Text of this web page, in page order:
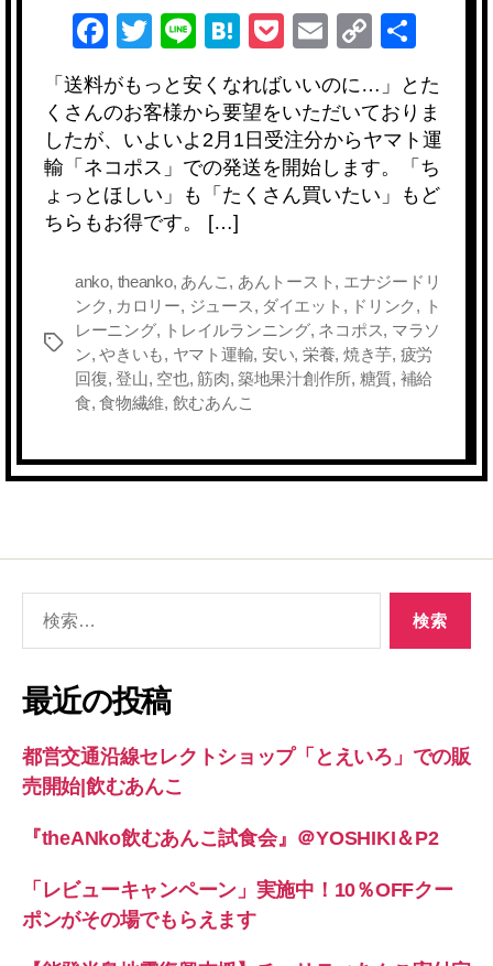
F
a
c
e
b
o
o
k
T
wi
tt
er
Li
n
e
H
at
e
n
a
P
ck
et
E
ail
C
p
y
Li
n
有
「送料がもっと安くなればいいのに…」とた
くさんのお客様から要望をいただいておりま
したが、いよいよ2月1日受注分からヤマト運
輸「ネコポス」での発送を開始します。「ち
ょっとほしい」も「たくさん買いたい」もど
ちらもお得です。 […]
タ
anko, theanko, あんこ , あんトースト , エナジードリ
ンク , カロリー, ジュース, ダイエット , ドリンク , ト
レーニング, トレイルランニング, ネコポス, マラソ
ン,やきいも, ヤマト運輸, 安い, 栄養, 焼き芋, 疲労
回復, 登山, 空也, 筋肉, 築地果汁創作所, 糖質, 補給
食,食物繊維, 飲むあんこ
象:
最近の投稿
都営交通沿線セレクトショップ「とえいろ」での販
売開始|飲むあんこ
『theANko飲むあんこ試食会』＠YOSHIKI＆P2
「レビューキャンペーン」実施中！10％OFFクー
ポンがその場でもらえます